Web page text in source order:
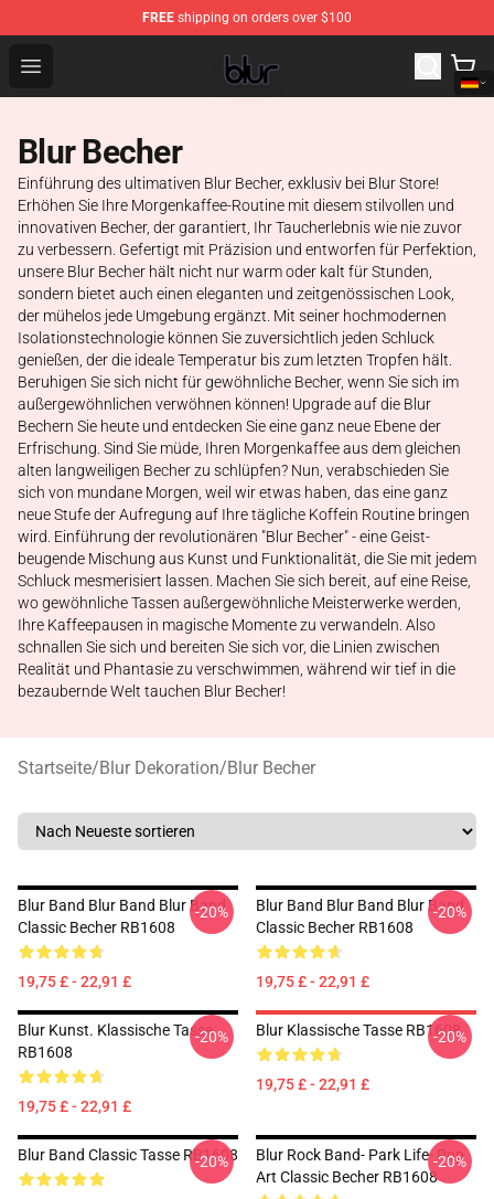
FREE shipping on orders over $100
Open menu
Blur Store - Official Blur Merchandise Shop
Blur Becher
Einführung des ultimativen Blur Becher, exklusiv bei Blur Store!
Erhöhen Sie Ihre Morgenkaffee-Routine mit diesem stilvollen und
innovativen Becher, der garantiert, Ihr Taucherlebnis wie nie zuvor
zu verbessern. Gefertigt mit Präzision und entworfen für Perfektion,
unsere Blur Becher hält nicht nur warm oder kalt für Stunden,
sondern bietet auch einen eleganten und zeitgenössischen Look,
der mühelos jede Umgebung ergänzt. Mit seiner hochmodernen
Isolationstechnologie können Sie zuversichtlich jeden Schluck
genießen, der die ideale Temperatur bis zum letzten Tropfen hält.
Beruhigen Sie sich nicht für gewöhnliche Becher, wenn Sie sich im
außergewöhnlichen verwöhnen können! Upgrade auf die Blur
Bechern Sie heute und entdecken Sie eine ganz neue Ebene der
Erfrischung. Sind Sie müde, Ihren Morgenkaffee aus dem gleichen
alten langweiligen Becher zu schlüpfen? Nun, verabschieden Sie
sich von mundane Morgen, weil wir etwas haben, das eine ganz
neue Stufe der Aufregung auf Ihre tägliche Koffein Routine bringen
wird. Einführung der revolutionären "Blur Becher" - eine Geist-
beugende Mischung aus Kunst und Funktionalität, die Sie mit jedem
Schluck mesmerisiert lassen. Machen Sie sich bereit, auf eine Reise,
wo gewöhnliche Tassen außergewöhnliche Meisterwerke werden,
Ihre Kaffeepausen in magische Momente zu verwandeln. Also
schnallen Sie sich und bereiten Sie sich vor, die Linien zwischen
Realität und Phantasie zu verschwimmen, während wir tief in die
bezaubernde Welt tauchen Blur Becher!
Startseite/Blur Dekoration/Blur Becher
Blur Band Blur Band Blur Band
Classic Becher RB1608
19,75 £ - 22,91 £
-20%
Blur Band Blur Band Blur Band
Classic Becher RB1608
19,75 £ - 22,91 £
-20%
Blur Kunst. Klassische Tasse
RB1608
19,75 £ - 22,91 £
-20% Blur Klassische Tasse RB1608
19,75 £ - 22,91 £
-20%
Blur Band Classic Tasse RB1608
-20%
Blur Rock Band- Park Life- Pop
Art Classic Becher RB1608
-20%